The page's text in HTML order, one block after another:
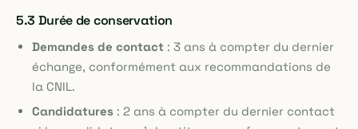
5.3 Durée de conservation
Demandes de contact : 3 ans à compter du dernier
échange, conformément aux recommandations de
la CNIL.
Candidatures : 2 ans à compter du dernier contact